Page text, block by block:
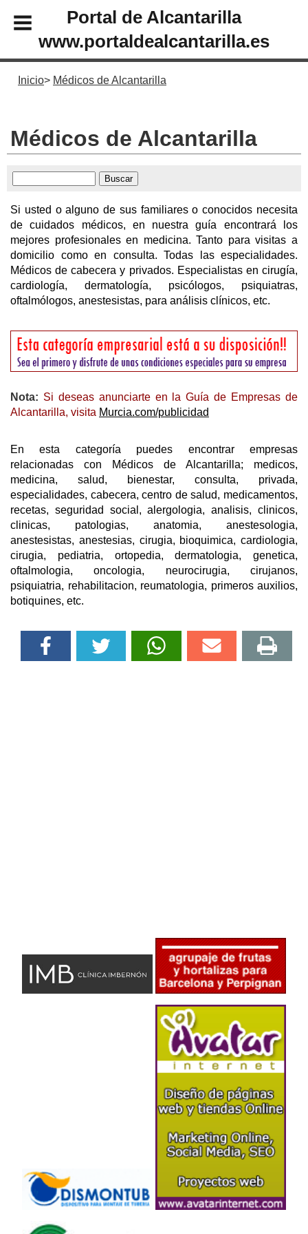
Portal de Alcantarilla
www.portaldealcantarilla.es
Inicio Médicos de Alcantarilla
Médicos de Alcantarilla
Si usted o alguno de sus familiares o conocidos necesita
de cuidados médicos, en nuestra guía encontrará los
mejores profesionales en medicina. Tanto para visitas a
domicilio como en consulta. Todas las especialidades.
Médicos de cabecera y privados. Especialistas en cirugía,
cardiología, dermatología, psicólogos, psiquiatras,
oftalmólogos, anestesistas, para análisis clínicos, etc.
Nota: Si deseas anunciarte en la Guía de Empresas de
Alcantarilla, visita Murcia.com/publicidad
En esta categoría puedes encontrar empresas
relacionadas con Médicos de Alcantarilla; medicos,
medicina, salud, bienestar, consulta, privada,
especialidades, cabecera, centro de salud, medicamentos,
recetas, seguridad social, alergologia, analisis, clinicos,
clinicas, patologias, anatomia, anestesologia,
anestesistas, anestesias, cirugia, bioquimica, cardiologia,
cirugia, pediatria, ortopedia, dermatologia, genetica,
oftalmologia, oncologia, neurocirugia, cirujanos,
psiquiatria, rehabilitacion, reumatologia, primeros auxilios,
botiquines, etc.